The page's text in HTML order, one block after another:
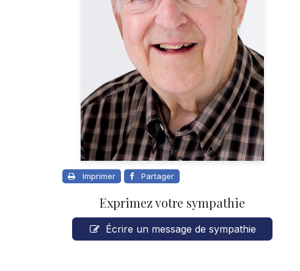
Imprimer Partager
Exprimez votre sympathie
Écrire un message de sympathie